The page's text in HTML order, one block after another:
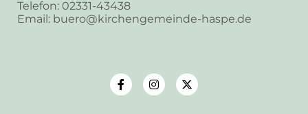
Telefon: 02331-43438
Email: buero@kirchengemeinde-haspe.de